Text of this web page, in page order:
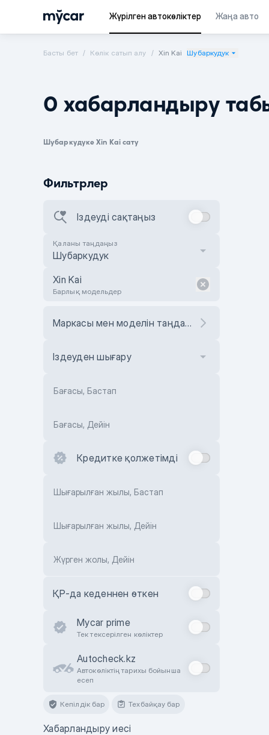
Жүрілген автокөліктер Жаңа авто
Басты бет Көлік сатып алу Xin Kai Шубаркудук
0 хабарландыру
Шубаркудуке Xin Kai сату
Фильтрлер
Іздеуді сақтаңыз
Қаланы таңдаңыз
Шубаркудук
Xin Kai
Барлық модельдер
Маркасы мен моделін таңдаңыз
Іздеуден шығару
Бағасы, Бастап
Бағасы, Дейін
Кредитке қолжетімді
Шығарылған жылы, Бастап
Шығарылған жылы, Дейін
Жүрген жолы, Дейін
ҚР-да кеденнен өткен
Mycar prime
Тек тексерілген көліктер
Autocheck.kz
Автокөліктің тарихы бойынша
есеп
Кепілдік бар Техбайқау бар
Хабарландыру иесі